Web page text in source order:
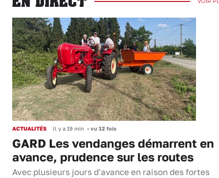
ACTUALITÉS Il y a 19 min • vu 12 fois
GARD Les vendanges démarrent en
avance, prudence sur les routes
Avec plusieurs jours d'avance en raison des fortes